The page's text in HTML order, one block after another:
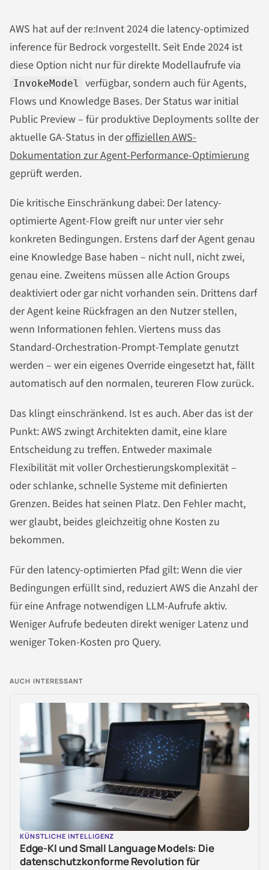
AWS hat auf der re:Invent 2024 die latency-optimized
inference für Bedrock vorgestellt. Seit Ende 2024 ist
diese Option nicht nur für direkte Modellaufrufe via
InvokeModel
verfügbar, sondern auch für Agents,
Flows und Knowledge Bases. Der Status war initial
Public Preview – für produktive Deployments sollte der
aktuelle GA-Status in deroffiziellen AWS-
Dokumentation zur Agent-Performance-Optimierung
geprüft werden.
Die kritische Einschränkung dabei: Der latency-
optimierte Agent-Flow greift nur unter vier sehr
konkreten Bedingungen. Erstens darf der Agent genau
eine Knowledge Base haben – nicht null, nicht zwei,
genau eine. Zweitens müssen alle Action Groups
deaktiviert oder gar nicht vorhanden sein. Drittens darf
der Agent keine Rückfragen an den Nutzer stellen,
wenn Informationen fehlen. Viertens muss das
Standard-Orchestration-Prompt-Template genutzt
werden – wer ein eigenes Override eingesetzt hat, fällt
automatisch auf den normalen, teureren Flow zurück.
Das klingt einschränkend. Ist es auch. Aber das ist der
Punkt: AWS zwingt Architekten damit, eine klare
Entscheidung zu treffen. Entweder maximale
Flexibilität mit voller Orchestierungskomplexität –
oder schlanke, schnelle Systeme mit definierten
Grenzen. Beides hat seinen Platz. Den Fehler macht,
wer glaubt, beides gleichzeitig ohne Kosten zu
bekommen.
Für den latency-optimierten Pfad gilt: Wenn die vier
Bedingungen erfüllt sind, reduziert AWS die Anzahl der
für eine Anfrage notwendigen LLM-Aufrufe aktiv.
Weniger Aufrufe bedeuten direkt weniger Latenz und
weniger Token-Kosten pro Query.
AUCH INTERESSANT
KÜNSTLICHE INTELLIGENZ
Edge-KI und Small Language Models: Die
datenschutzkonforme Revolution für